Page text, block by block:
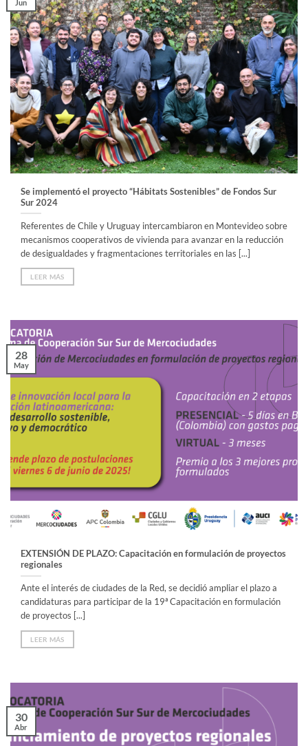
Se implementó el proyecto “Hábitats Sostenibles” de Fondos Sur
Sur 2024
Referentes de Chile y Uruguay intercambiaron en Montevideo sobre
mecanismos cooperativos de vivienda para avanzar en la reducción
de desigualdades y fragmentaciones territoriales en las [...]
LEER MÁS
Jun
EXTENSIÓN DE PLAZO: Capacitación en formulación de proyectos
regionales
Ante el interés de ciudades de la Red, se decidió ampliar el plazo a
candidaturas para participar de la 19ª Capacitación en formulación
de proyectos [...]
LEER MÁS
28
May
30
Abr